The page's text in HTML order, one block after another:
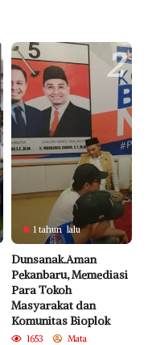
2
1 tahun lalu
Dunsanak.Aman
Pekanbaru, Memediasi
Para Tokoh
Masyarakat dan
Komunitas Bioplok
1653 Mata